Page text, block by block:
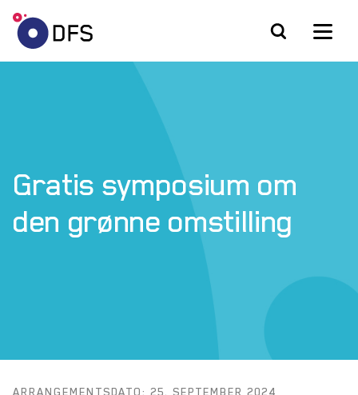
Gratis symposium om
den grønne omstilling
ARRANGEMENTSDATO: 25. SEPTEMBER 2024